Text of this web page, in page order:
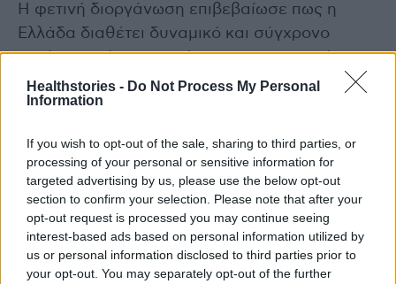
Healthstories - Do Not Process My Personal
Information
If you wish to opt-out of the sale, sharing to third parties, or
processing of your personal or sensitive information for
targeted advertising by us, please use the below opt-out
section to confirm your selection. Please note that after your
opt-out request is processed you may continue seeing
interest-based ads based on personal information utilized by
us or personal information disclosed to third parties prior to
your opt-out. You may separately opt-out of the further
Η φετινή διοργάνωση επιβεβαίωσε πως η
Ελλάδα διαθέτει δυναμικό και σύγχρονο
τομέα τροφίμων, ικανό να πρωταγωνιστήσει
διεθνώς.
βραβείων, ευχαριστώντας για την τιμή την
οργανωτική επιτροπή ο Γιώργος
Σακελλαρόπουλος, τα FEA 2025 δεν
σηματοδοτούν μόνο τη λήξη μιας
επιτυχημένης χρονιάς για τους βιολογικούς
ελαιώνες Σακελλαρόπουλου, αλλά και την